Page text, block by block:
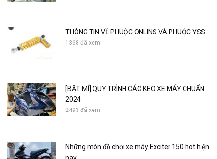
THÔNG TIN VỀ PHUỘC ONLINS VÀ PHUỘC YSS
1368 đã xem
[BẬT MÍ] QUY TRÌNH CÁC KEO XE MÁY CHUẨN
2024
2493 đã xem
Những món đồ chơi xe máy Exciter 150 hot hiện